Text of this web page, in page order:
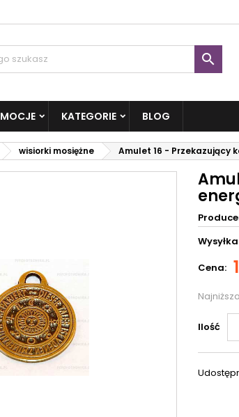

KATEGORIE BLOG
wisiorki mosiężne Amulet 16 - Przekazujący
Cena:
Ilość